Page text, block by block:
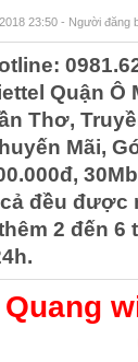
23:50 - Người đăng
Quận Ô
Thơ,
Mãi,
đều được
2 đến